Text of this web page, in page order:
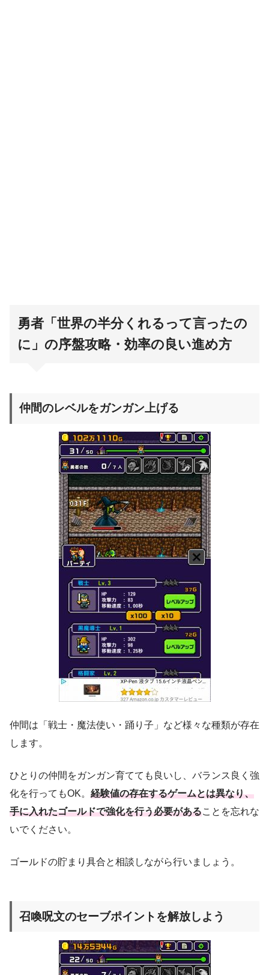
勇者「世界の半分くれるって言ったの
に」の序盤攻略・効率の良い進め方
仲間のレベルをガンガン上げる
仲間は「戦士・魔法使い・踊り子」など様々な種類が存在
します。
ひとりの仲間をガンガン育てても良いし、バランス良く強
化を行ってもOK。 経験値の存在するゲームとは異なり、
手に入れたゴールドで強化を行う必要があることを忘れな
いでください。
ゴールドの貯まり具合と相談しながら行いましょう。
召喚呪文のセーブポイントを解放しよう